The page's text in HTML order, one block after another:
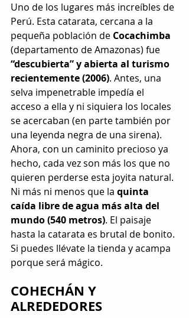
Uno de los lugares más increíbles de
Perú. Esta catarata, cercana a la
pequeña población de Cocachimba
(departamento de Amazonas) fue
“descubierta” y abierta al turismo
recientemente (2006). Antes, una
selva impenetrable impedía el
acceso a ella y ni siquiera los locales
se acercaban (en parte también por
una leyenda negra de una sirena).
Ahora, con un caminito precioso ya
hecho, cada vez son más los que no
quieren perderse esta joyita natural.
Ni más ni menos que la quinta
caída libre de agua más alta del
mundo (540 metros). El paisaje
hasta la catarata es brutal de bonito.
Si puedes llévate la tienda y acampa
porque será mágico.
COHECHÁN Y
ALREDEDORES